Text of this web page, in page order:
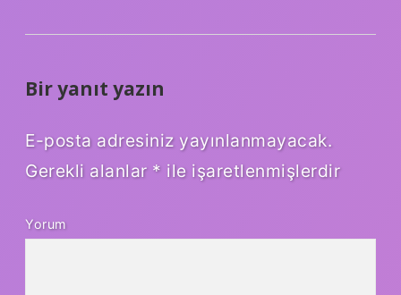
Bir yanıt yazın
E-posta adresiniz yayınlanmayacak.
Gerekli alanlar * ile işaretlenmişlerdir
Yorum